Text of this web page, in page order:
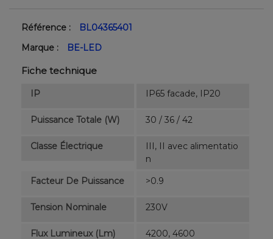
Référence :
BL04365401
Marque :
BE-LED
Fiche technique
IP IP65 facade, IP20
Puissance Totale (W) 30 / 36 / 42
Classe Électrique
III, II avec alimentatio
n
Facteur De Puissance
>0.9
Tension Nominale 230V
Flux Lumineux (lm) 4200, 4600